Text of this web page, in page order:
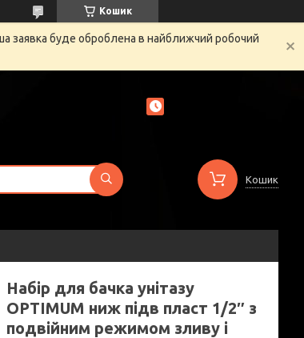
Кошик
заявка буде оброблена в найближчий робочий
Кошик
Набір для бачка унітазу
OPTIMUM ниж підв пласт 1/2″ з
подвійним режимом зливу і